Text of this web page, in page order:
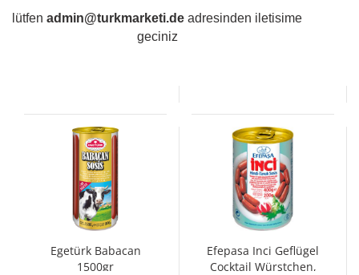
lütfen admin@turkmarketi.de adresinden iletisime
geciniz
6st in Dose
Egetürk Babacan
1500gr
Efepasa Inci Geflügel
Cocktail Würstchen,